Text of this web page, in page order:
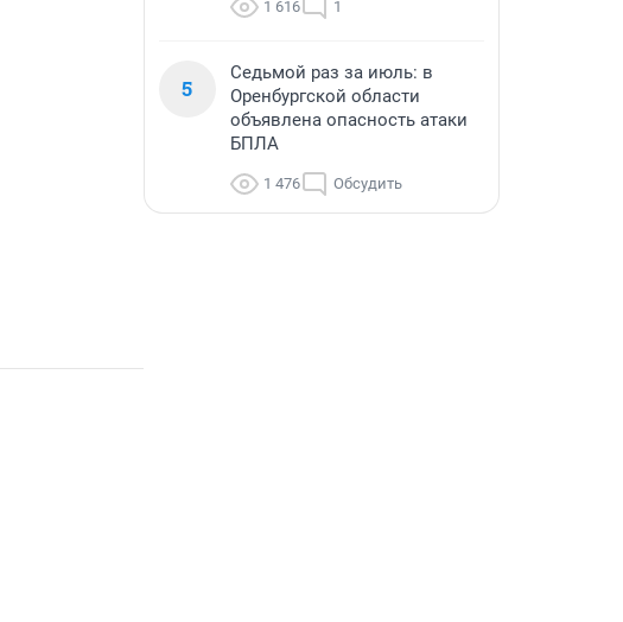
1 616 1
5
Седьмой раз за июль: в
Оренбургской области
объявлена опасность атаки
БПЛА
1 476 Обсудить